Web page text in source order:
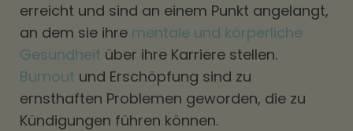
erreicht und sind an einem Punkt angelangt,
an dem sie ihre mentale und körperliche
Gesundheit über ihre Karriere stellen.
Burnout und Erschöpfung sind zu
ernsthaften Problemen geworden, die zu
Kündigungen führen können.